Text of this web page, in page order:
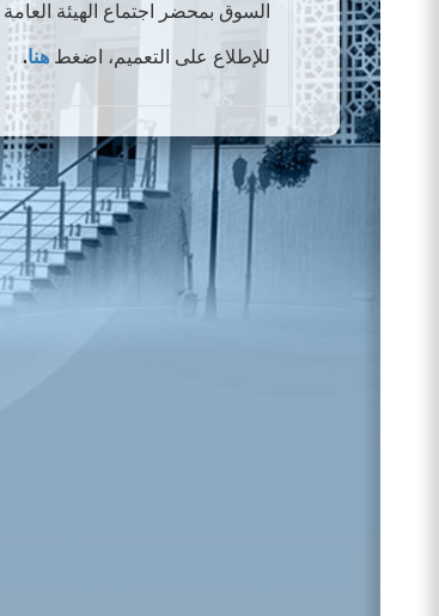
السوق بمحضر
اجتماع الهيئة العامة
للإطلاع على التعميم، اضغط هنا.